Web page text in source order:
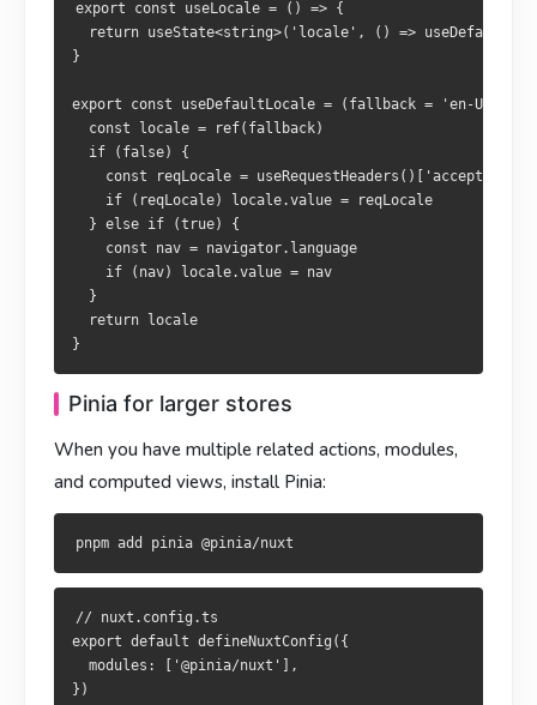
大型 store 用 Pinia
当你有多个相互关联的 action、模块和派生视图时，上 Pinia：
// nuxt.config.ts
export default defineNuxtConfig({
  modules: ['@pinia/nuxt'],
export const useWebsiteStore = defineStore('website', {
  actions: {
    async fetch () {
      this.description = info.description
    },
<script setup lang="ts">
當擁有多個相關 action、模組與派生視圖時，採用 Pinia：
// nuxt.config.ts
export default defineNuxtConfig({
  modules: ['@pinia/nuxt'],
// app/stores/website.ts
  state: () => ({ name: '', description: '' }),
  actions: {
      const info = await $fetch('/api/site-config')
      this.name = info.name
  },
export const useLocale = () => {
return useState<string>('locale', () =>
}
export const useDefaultLocale = (fallback = 'en-US')
  const locale = ref(fallback)
  if (false) {
const reqLocale = useRequestHeaders()['accept-
    if (reqLocale) locale.value = reqLocale
  } else if (true) {
    const nav = navigator.language
    if (nav) locale.value = nav
  }
  return locale
Pinia for larger stores
When you have multiple related actions, modules,
and computed views, install Pinia:
// nuxt.config.ts
export default defineNuxtConfig({
  modules: ['@pinia/nuxt'],